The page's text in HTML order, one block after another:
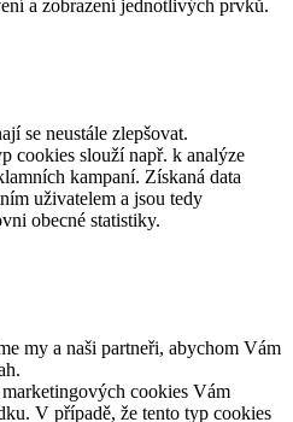
a zobrazení jednotlivých prvků.
se neustále zlepšovat.
cookies slouží např. k analýze
kampaní. Získaná data
uživatelem a jsou tedy
obecné statistiky.
my a naši partneři, abychom Vám
cookies Vám
V případě, že tento typ cookies